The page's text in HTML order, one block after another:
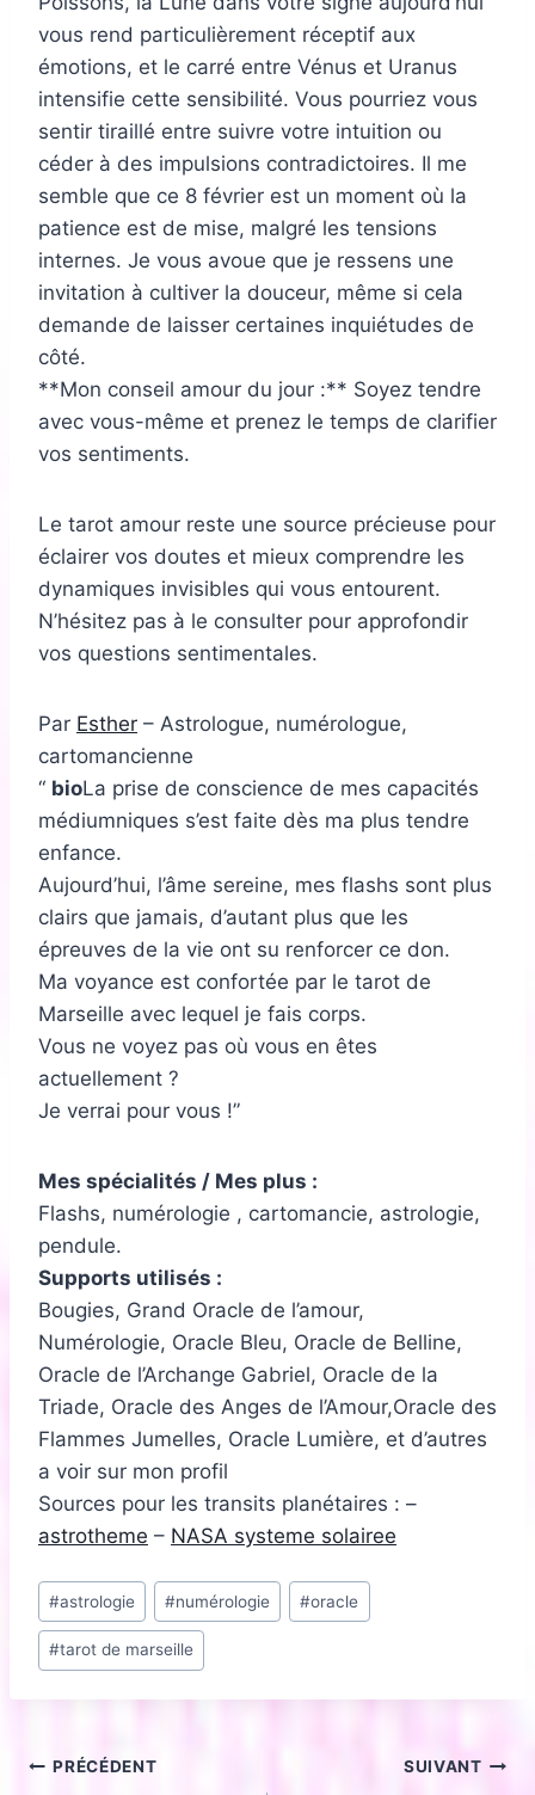
vous rend particulièrement réceptif aux
émotions, et le carré entre Vénus et Uranus
intensifie cette sensibilité. Vous pourriez vous
sentir tiraillé entre suivre votre intuition ou
céder à des impulsions contradictoires. Il me
semble que ce 8 février est un moment où la
patience est de mise, malgré les tensions
internes. Je vous avoue que je ressens une
invitation à cultiver la douceur, même si cela
demande de laisser certaines inquiétudes de
côté.
**Mon conseil amour du jour :** Soyez tendre
avec vous-même et prenez le temps de clarifier
vos sentiments.
Le tarot amour reste une source précieuse pour
éclairer vos doutes et mieux comprendre les
dynamiques invisibles qui vous entourent.
N’hésitez pas à le consulter pour approfondir
vos questions sentimentales.
Par Esther – Astrologue, numérologue,
cartomancienne
bioLa prise de conscience de mes capacités
médiumniques s’est faite dès ma plus tendre
enfance.
Aujourd’hui, l’âme sereine, mes flashs sont plus
clairs que jamais, d’autant plus que les
épreuves de la vie ont su renforcer ce don.
Ma voyance est confortée par le tarot de
Marseille avec lequel je fais corps.
Vous ne voyez pas où vous en êtes
actuellement ?
Je verrai pour vous !
Mes spécialités / Mes plus :
Flashs, numérologie , cartomancie, astrologie,
pendule.
Supports utilisés :
Bougies, Grand Oracle de l’amour,
Numérologie, Oracle Bleu, Oracle de Belline,
Oracle de l’Archange Gabriel, Oracle de la
Triade, Oracle des Anges de l’Amour,Oracle des
Flammes Jumelles, Oracle Lumière, et d’autres
a voir sur mon profil
Sources pour les transits planétaires : –
astrotheme – NASA systeme solairee
Étiquettes
de
la
#astrologie #numérologie #oracle
#tarot de marseille
Navigation
PRÉCÉDENT SUIVANT